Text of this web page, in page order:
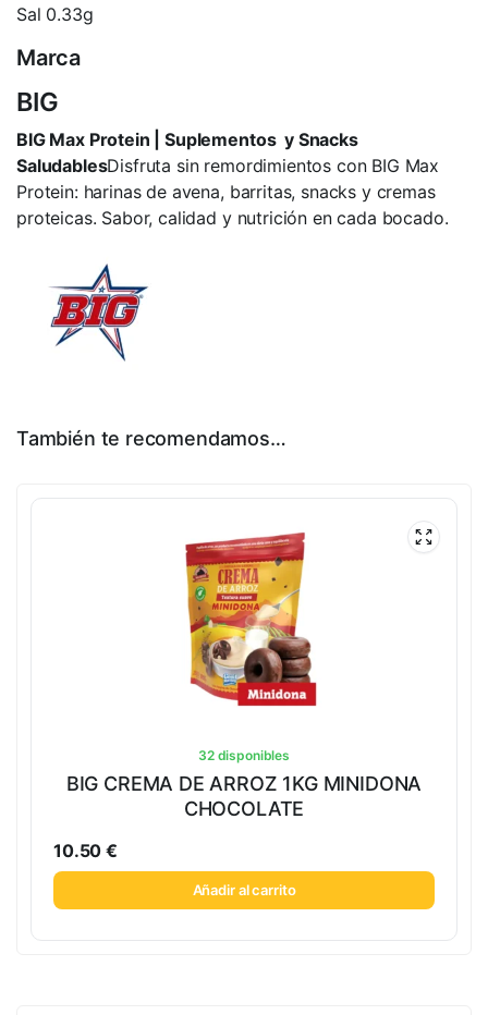
Sal 0.33g
Marca
BIG
BIG Max Protein | Suplementos y Snacks
SaludablesDisfruta sin remordimientos con BIG Max
Protein: harinas de avena, barritas, snacks y cremas
proteicas. Sabor, calidad y nutrición en cada bocado.
También te recomendamos…
32 disponibles
BIG CREMA DE ARROZ 1KG MINIDONA
CHOCOLATE
10.50€
Añadir al carrito